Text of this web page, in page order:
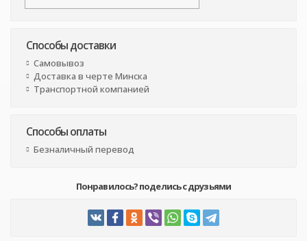
Способы доставки
Самовывоз
Доставка в черте Минска
Транспортной компанией
Способы оплаты
Безналичный перевод
Понравилось? поделись с друзьями